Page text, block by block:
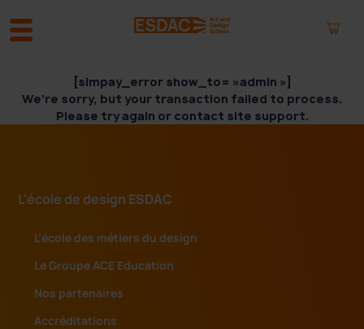
[simpay_error show_to= »admin »]
We’re sorry, but your transaction failed to process.
Please try again or contact site support.
L'école de design ESDAC
L’école des métiers du design
Le Groupe ACE Education
Nos partenaires
Accréditations